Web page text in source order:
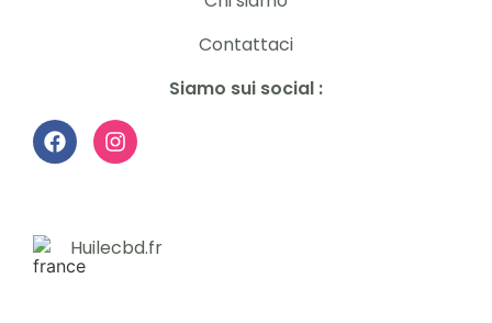
Contattaci
Siamo sui social :
Huilecbd.fr